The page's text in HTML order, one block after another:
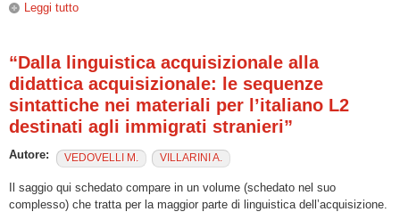
Leggi tutto
“Dalla linguistica acquisizionale alla
didattica acquisizionale: le sequenze
sintattiche nei materiali per l’italiano L2
destinati agli immigrati stranieri”
Autore: VEDOVELLI M. VILLARINI A.
Il saggio qui schedato compare in un volume (schedato nel suo
complesso) che tratta per la maggior parte di linguistica dell’acquisizione.